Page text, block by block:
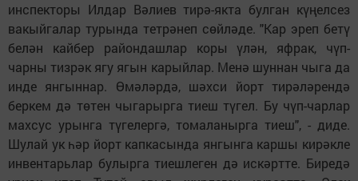
инспекторы Илдар Вәлиев тирә-якта булган күңелсез
вакыйгалар турында тетрәнеп сөйләде. "Кар эреп бетү
белән кайбер райондашлар коры үлән, яфрак, чүп-
чарны тизрәк ягу ягын карыйлар. Менә шуннан чыга да
инде янгыннар. Өмәләрдә, шәхси йорт тирәләрендә
беркем дә төтен чыгарырга тиеш түгел. Бу чүп-чарлар
махсус урынга түгелергә, томаланырга тиеш", - диде.
Шулай ук һәр йорт капкасында янгынга каршы кирәкле
инвентарьлар булырга тиешлеген дә искәртте. Биредә